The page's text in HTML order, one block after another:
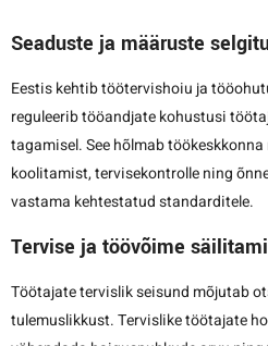
Seaduste ja määruste
Eestis kehtib töötervishoiu ja
reguleerib tööandjate kohustusi
tagamisel. See hõlmab
koolitamist, tervisekontrolle ning
vastama kehtestatud standarditele.
Tervise ja töövõime
Töötajate tervislik seisund mõjutab
tulemuslikkust. Tervislike töötajate